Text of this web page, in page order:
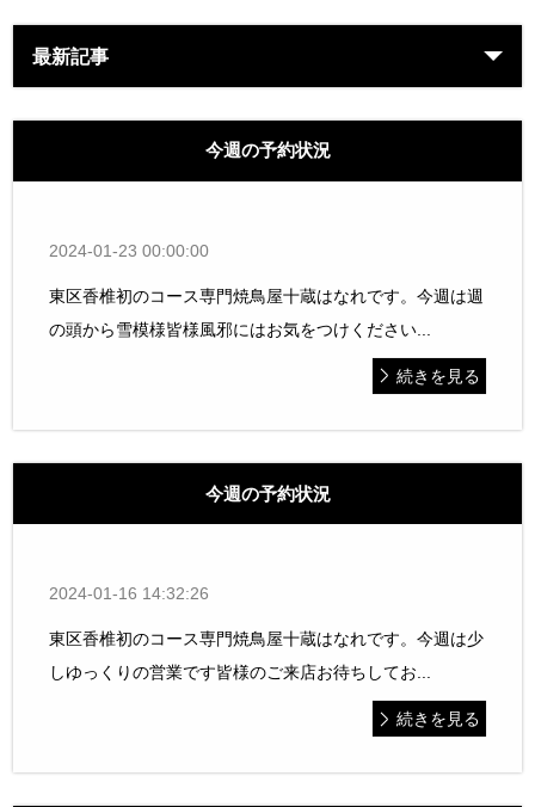
最新記事
今週の予約状況
2024-01-23 00:00:00
東区香椎初のコース専門焼鳥屋十蔵はなれです。今週は週
の頭から雪模様皆様風邪にはお気をつけください...
続きを見る
今週の予約状況
2024-01-16 14:32:26
東区香椎初のコース専門焼鳥屋十蔵はなれです。今週は少
しゆっくりの営業です皆様のご来店お待ちしてお...
続きを見る